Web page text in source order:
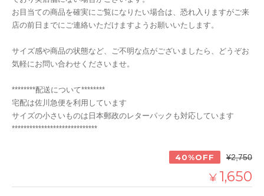
お目当ての商品を確実にご覧になりたい場合は、恐れ入りますがご来
店の前日までにご連絡いただけますようお願いいたします。
サイズ感や商品の状態など、ご不明な点がございましたら、どうぞお
気軽にお問い合わせくださいませ。
********配送について********
宅配は佐川急便を利用しています
サイズの小さいものは日本郵政のレターパックも対応しています
*****************************
40%OFF ¥2,750
¥ 1,650